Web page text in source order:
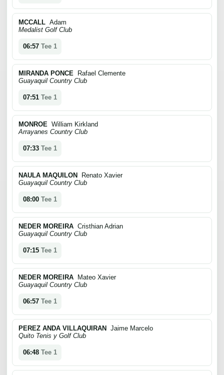
MCCALL Adam
Medalist Golf Club
06:57 Tee 1
MIRANDA PONCE Rafael Clemente
Guayaquil Country Club
07:51 Tee 1
MONROE William Kirkland
Arrayanes Country Club
07:33 Tee 1
NAULA MAQUILON
Renato Xavier
Guayaquil Country Club
08:00 Tee 1
NEDER MOREIRA Cristhian Adrian
Guayaquil Country Club
07:15 Tee 1
NEDER MOREIRA Mateo Xavier
Guayaquil Country Club
06:57 Tee 1
PEREZ ANDA VILLAQUIRAN
Jaime Marcelo
Quito Tenis y Golf Club
06:48 Tee 1